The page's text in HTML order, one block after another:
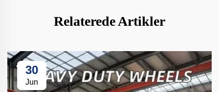
Relaterede Artikler
30
Jun